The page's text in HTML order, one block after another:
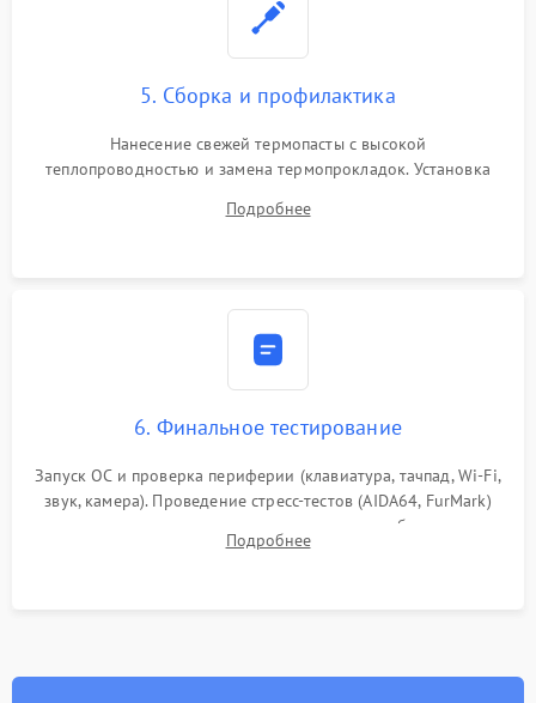
5. Сборка и профилактика
Нанесение свежей термопасты с высокой
теплопроводностью и замена термопрокладок. Установка
шлейфов, модулей памяти и накопителей. Предварительная
Подробнее
6. Финальное тестирование
Запуск ОС и проверка периферии (клавиатура, тачпад, Wi-Fi,
звук, камера). Проведение стресс-тестов (AIDA64, FurMark)
для контроля температурного режима и стабильности
системы под пиковой нагрузкой.
Подробнее